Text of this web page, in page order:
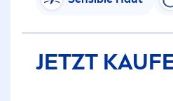
JETZT